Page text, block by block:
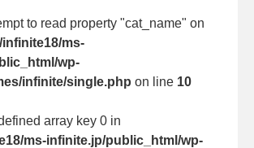
to read property "cat_name" on
ms-
wp-
infinite/single.php on line 10
array key 0 in
ms-infinite.jp/public_html/wp-